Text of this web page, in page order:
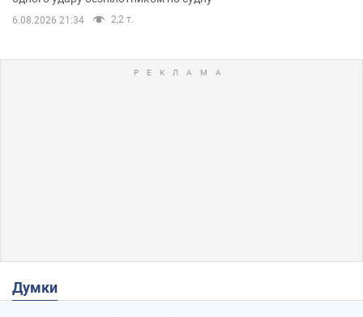
6.08.2026 21:34 2,2 т.
Думки